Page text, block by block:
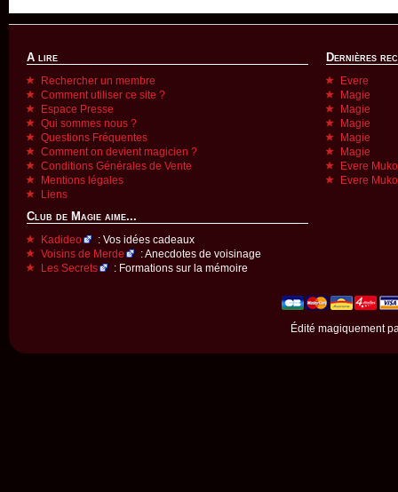
A lire
Rechercher un membre
Comment utiliser ce site ?
Espace Presse
Qui sommes nous ?
Questions Fréquentes
Comment on devient magicien ?
Conditions Générales de Vente
Mentions légales
Liens
Club de Magie aime...
Kadideo
: Vos idées cadeaux
Voisins de Merde
: Anecdotes de voisinage
Les Secrets
: Formations sur la mémoire
Dernières
Evere
Magie
Magie
Magie
Magie
Magie
Evere
Evere
Édité magiquement